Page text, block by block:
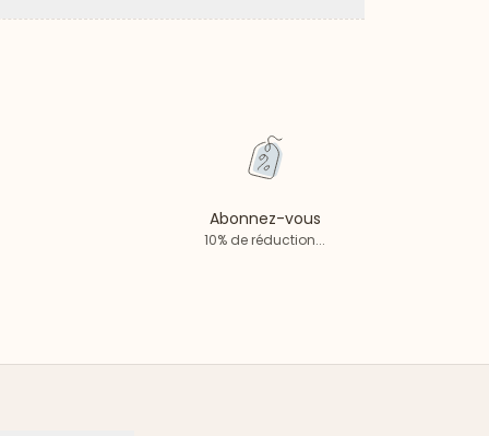
Flèche vers le
Abonnez-vous
10% de réduction...